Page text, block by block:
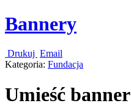
Bannery
Drukuj Email
Kategoria: Fundacja
Umieść banner